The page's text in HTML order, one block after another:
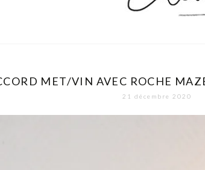
MET/VIN AVEC ROCHE
21 décembre 2020